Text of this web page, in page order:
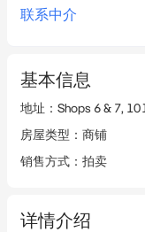
联系中介
基本信息
地址 ： Shops 6 & 7,
房屋类型 ： 商铺
销售方式 ： 拍卖
详情介绍